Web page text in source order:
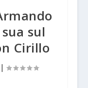
sul
Cirillo
|